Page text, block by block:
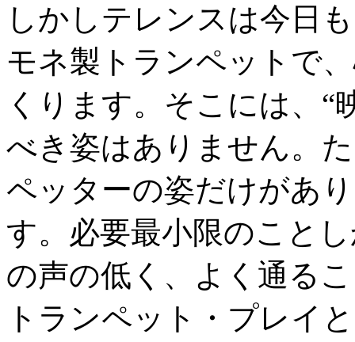
しかしテレンスは今日
モネ製トランペットで
くります。そこには、“
べき姿はありません。
ペッターの姿だけがあ
す。必要最小限のこと
の声の低く、よく通る
トランペット・プレイ